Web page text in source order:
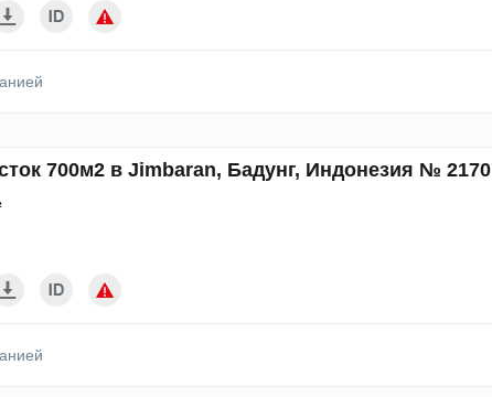
700м2 в Jimbaran, Бадунг, Индонезия № 2170